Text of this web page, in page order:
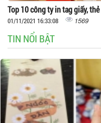
Top 10 công ty in tag giấy,
01/11/2021 16:33:08 1569
TIN NỔI BẬT